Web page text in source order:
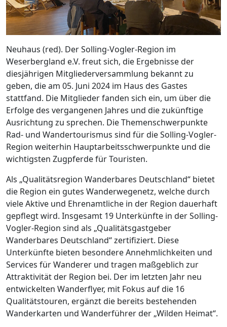
Neuhaus (red). Der Solling-Vogler-Region im
Weserbergland e.V. freut sich, die Ergebnisse der
diesjährigen Mitgliederversammlung bekannt zu
geben, die am 05. Juni 2024 im Haus des Gastes
stattfand. Die Mitglieder fanden sich ein, um über die
Erfolge des vergangenen Jahres und die zukünftige
Ausrichtung zu sprechen. Die Themenschwerpunkte
Rad- und Wandertourismus sind für die Solling-Vogler-
Region weiterhin Hauptarbeitsschwerpunkte und die
wichtigsten Zugpferde für Touristen.
Als „Qualitätsregion Wanderbares Deutschland“ bietet
die Region ein gutes Wanderwegenetz, welche durch
viele Aktive und Ehrenamtliche in der Region dauerhaft
gepflegt wird. Insgesamt 19 Unterkünfte in der Solling-
Vogler-Region sind als „Qualitätsgastgeber
Wanderbares Deutschland“ zertifiziert. Diese
Unterkünfte bieten besondere Annehmlichkeiten und
Services für Wanderer und tragen maßgeblich zur
Attraktivität der Region bei. Der im letzten Jahr neu
entwickelten Wanderflyer, mit Fokus auf die 16
Qualitätstouren, ergänzt die bereits bestehenden
Wanderkarten und Wanderführer der „Wilden Heimat“.